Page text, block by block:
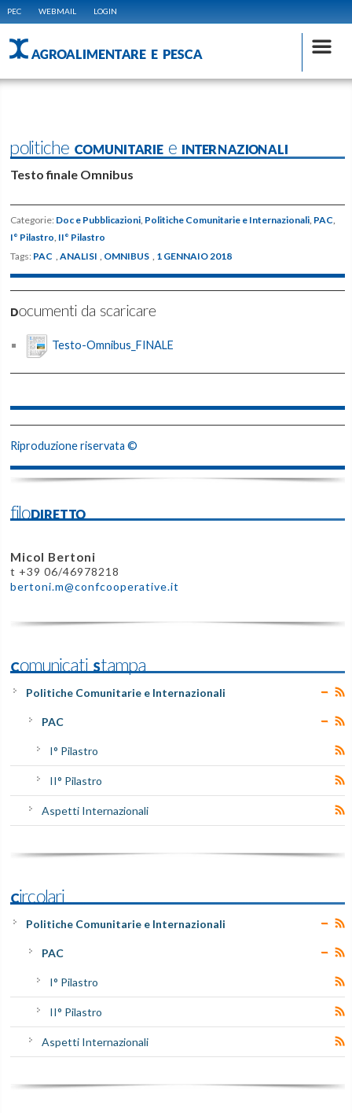
PEC WEBMAIL LOGIN
AGROALIMENTARE E PESCA
politiche COMUNITARIE e INTERNAZIONALI
Testo finale Omnibus
Categorie: Doc e Pubblicazioni, Politiche Comunitarie e Internazionali, PAC,
I° Pilastro, II° Pilastro
Tags: PAC , ANALISI , OMNIBUS , 1 GENNAIO 2018
Documenti da scaricare
Testo-Omnibus_FINALE
Riproduzione riservata ©
filoDIRETTO
Micol Bertoni
t +39 06/46978218
bertoni.m@confcooperative.it
Comunicati Stampa
Politiche Comunitarie e Internazionali
PAC
I° Pilastro
II° Pilastro
Aspetti Internazionali
Circolari
Politiche Comunitarie e Internazionali
PAC
I° Pilastro
II° Pilastro
Aspetti Internazionali